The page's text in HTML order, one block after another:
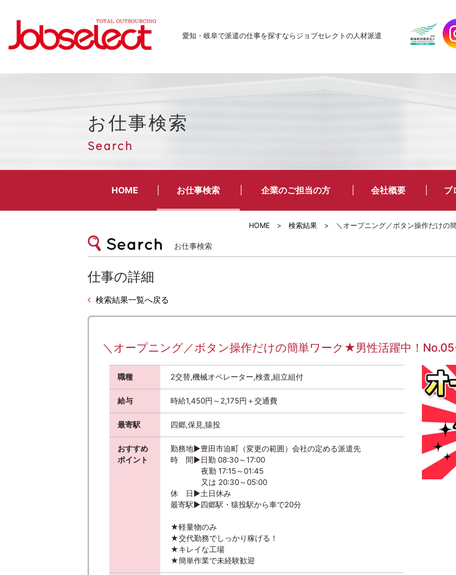
愛知・岐阜で派遣の仕事を探すならジョブセレクトの人材派遣
お仕事検索
Search
HOME お仕事検索 企業のご担当の方 会社概要 ブ
HOME > 検索結果 > ＼オープニング／ボタン操作だけ
お仕事検索
仕事の詳細
検索結果一覧へ戻る
＼オープニング／ボタン操作だけの簡単ワーク★男性活躍中！
職種 2交替,機械オペレーター,検査,組立組付
給与 時給1,450円～2,175円＋交通費
最寄駅 四郷,保見,猿投
おすすめ
ポイント
勤務地▶豊田市迫町（変更の範囲）会社の定める派遣先
時 間▶日勤 08:30～17:00
夜勤 17:15～01:45
又は 20:30～05:00
休 日▶土日休み
最寄駅▶四郷駅・猿投駅から車で20分
★軽量物のみ
★交代勤務でしっかり稼げる！
★キレイな工場
★簡単作業で未経験歓迎